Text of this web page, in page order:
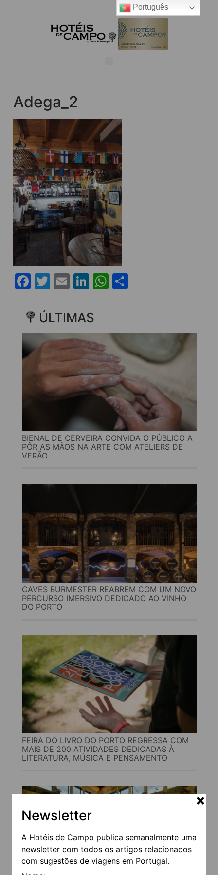
Newsletter
A Hotéis de Campo publica semanalmente uma
newsletter com todos os artigos relacionados
com sugestões de viagens em Portugal.
Adega_2
Facebook
Twitter
EmailLinkedIn
WhatsApp
ÚLTIMAS
BIENAL DE CERVEIRA CONVIDA O PÚBLICO A
PÔR AS MÃOS NA ARTE COM ATELIERS DE
VERÃO
CAVES BURMESTER REABREM COM UM NOVO
PERCURSO IMERSIVO DEDICADO AO VINHO
DO PORTO
FEIRA DO LIVRO DO PORTO REGRESSA COM
MAIS DE 200 ATIVIDADES DEDICADAS À
LITERATURA, MÚSICA E PENSAMENTO
Português